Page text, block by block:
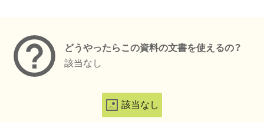
どうやったらこの資料の文書を使えるの？
該当なし
該当なし